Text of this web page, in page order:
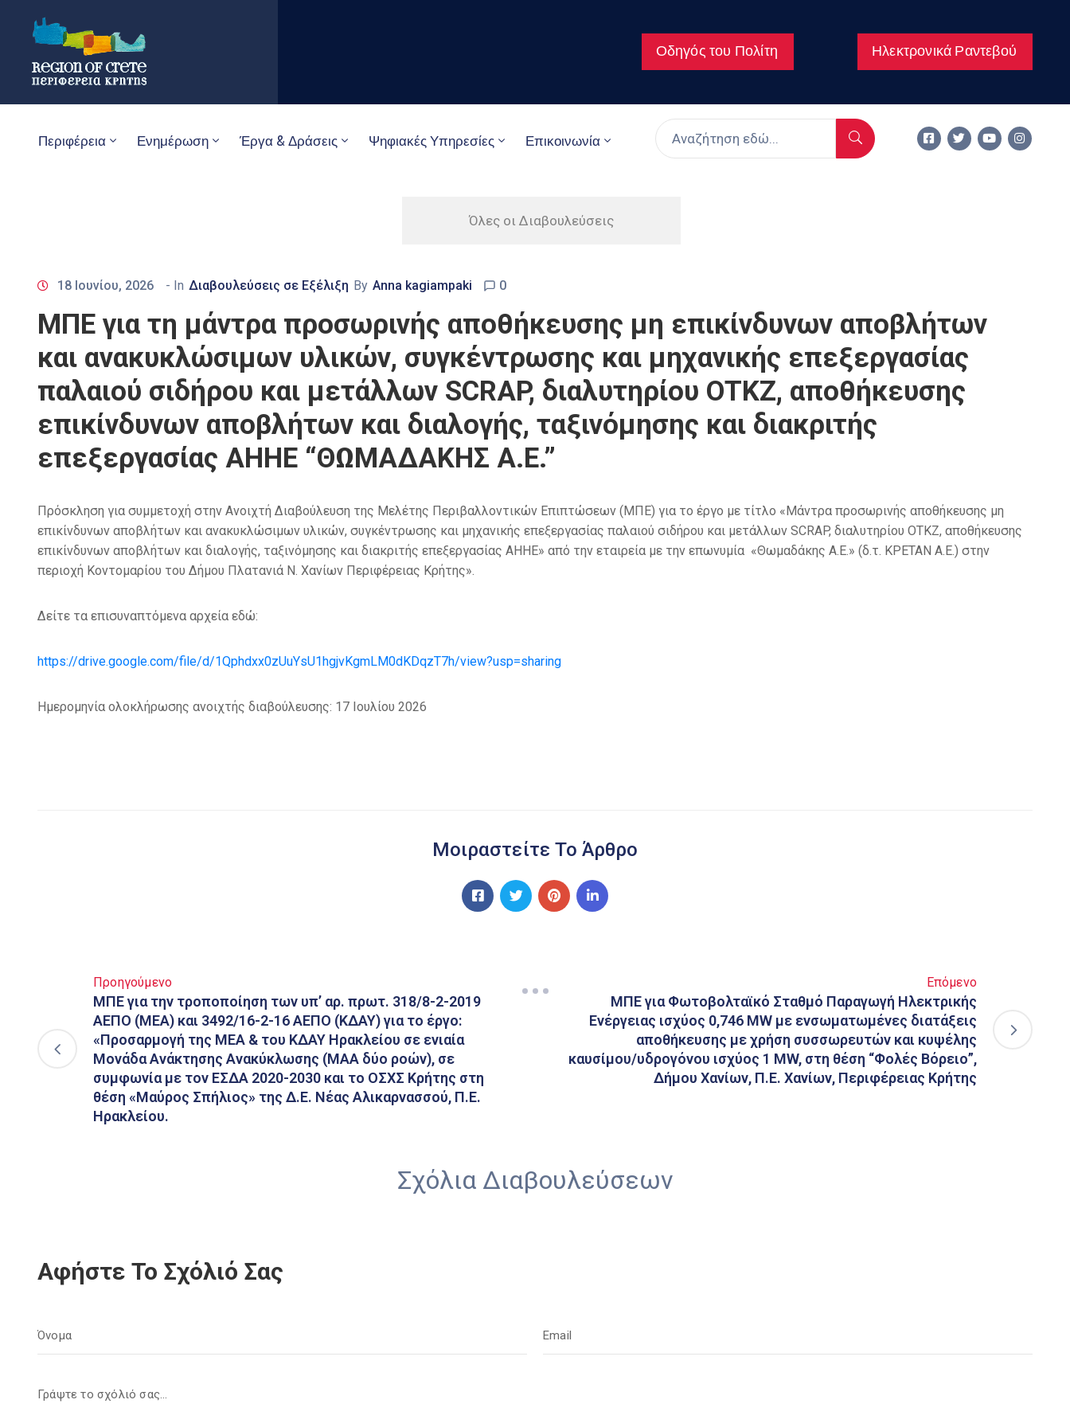
Οδηγός του Πολίτη Ηλεκτρονικά Ραντεβού
Περιφέρεια Ενημέρωση Έργα & Δράσεις Ψηφιακές Υπηρεσίες Επικοινωνία
Όλες οι Διαβουλεύσεις
18 Ιουνίου, 2026 - In Διαβουλεύσεις σε Εξέλιξη By Anna kagiampaki 0
ΜΠΕ για τη μάντρα προσωρινής αποθήκευσης μη επικίνδυνων αποβλήτων
και ανακυκλώσιμων υλικών, συγκέντρωσης και μηχανικής επεξεργασίας
παλαιού σιδήρου και μετάλλων SCRAP, διαλυτηρίου ΟΤΚΖ, αποθήκευσης
επικίνδυνων αποβλήτων και διαλογής, ταξινόμησης και διακριτής
επεξεργασίας ΑΗΗΕ “ΘΩΜΑΔΑΚΗΣ Α.Ε.”
Πρόσκληση για συμμετοχή στην Ανοιχτή Διαβούλευση της Μελέτης Περιβαλλοντικών Επιπτώσεων (ΜΠΕ) για το έργο με τίτλο «Μάντρα προσωρινής αποθήκευσης μη
επικίνδυνων αποβλήτων και ανακυκλώσιμων υλικών, συγκέντρωσης και μηχανικής επεξεργασίας παλαιού σιδήρου και μετάλλων SCRAP, διαλυτηρίου ΟΤΚΖ, αποθήκευσης
επικίνδυνων αποβλήτων και διαλογής, ταξινόμησης και διακριτής επεξεργασίας ΑΗΗΕ» από την εταιρεία με την επωνυμία «Θωμαδάκης Α.Ε.» (δ.τ. ΚΡΕΤΑΝ Α.Ε.) στην
περιοχή Κοντομαρίου του Δήμου Πλατανιά Ν. Χανίων Περιφέρειας Κρήτης».
Δείτε τα επισυναπτόμενα αρχεία εδώ:
https://drive.google.com/file/d/1Qphdxx0zUuYsU1hgjvKgmLM0dKDqzT7h/view?usp=sharing
Ημερομηνία ολοκλήρωσης ανοιχτής διαβούλευσης: 17 Ιουλίου 2026
Μοιραστείτε Το Άρθρο
Προηγούμενο
ΜΠΕ για την τροποποίηση των υπ’ αρ. πρωτ. 318/8-2-2019
ΑΕΠΟ (ΜΕΑ) και 3492/16-2-16 ΑΕΠΟ (ΚΔΑΥ) για το έργο:
«Προσαρμογή της ΜΕΑ & του ΚΔΑΥ Ηρακλείου σε ενιαία
Μονάδα Ανάκτησης Ανακύκλωσης (MAA δύο ροών), σε
συμφωνία με τον ΕΣΔΑ 2020-2030 και το ΟΣΧΣ Κρήτης στη
θέση «Μαύρος Σπήλιος» της Δ.Ε. Νέας Αλικαρνασσού, Π.Ε.
Ηρακλείου.
Επόμενο
ΜΠΕ για Φωτοβολταϊκό Σταθμό Παραγωγή Ηλεκτρικής
Ενέργειας ισχύος 0,746 MW με ενσωματωμένες διατάξεις
αποθήκευσης με χρήση συσσωρευτών και κυψέλης
καυσίμου/υδρογόνου ισχύος 1 MW, στη θέση “Φολές Βόρειο”,
Δήμου Χανίων, Π.Ε. Χανίων, Περιφέρειας Κρήτης
Σχόλια Διαβουλεύσεων
Αφήστε Το Σχόλιό Σας